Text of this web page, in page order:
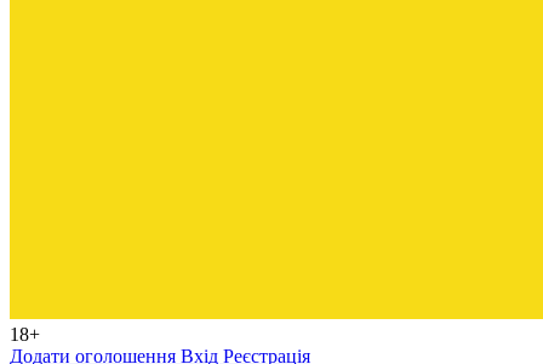
18+
Додати оголошення Вхід Реєстрація